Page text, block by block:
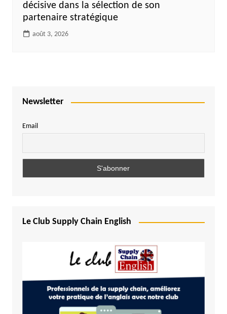
décisive dans la sélection de son
partenaire stratégique
août 3, 2026
Newsletter
Email
Le Club Supply Chain English